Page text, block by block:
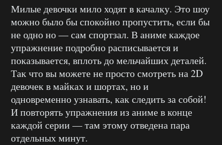
Милые девочки мило ходят в качалку. Это шоу
можно было бы спокойно пропустить, если бы
не одно но — сам спортзал. В аниме каждое
упражнение подробно расписывается и
показывается, вплоть до мельчайших деталей.
Так что вы можете не просто смотреть на 2D
девочек в майках и шортах, но и
одновременно узнавать, как следить за собой!
И повторять упражнения из аниме в конце
каждой серии — там этому отведена пара
отдельных минут.